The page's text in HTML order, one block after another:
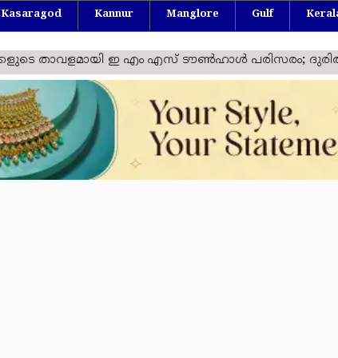
Kasaragod Kannur Manglore Gulf